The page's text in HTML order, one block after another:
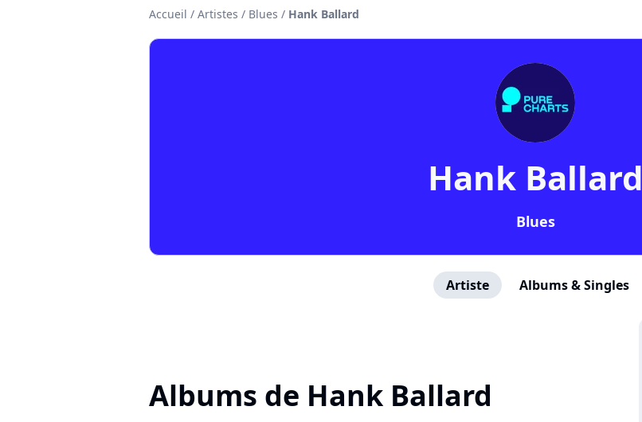
Accueil / Artistes / Blues / Hank Ballard
Hank Ballard
Blues
Artiste Albums & Singles
Albums de Hank Ballard